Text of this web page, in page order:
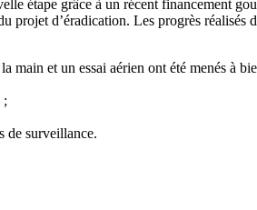
étape grâce à un récent financement
projet d’éradication. Les progrès réalisés
main et un essai aérien ont été menés à
;
de surveillance.